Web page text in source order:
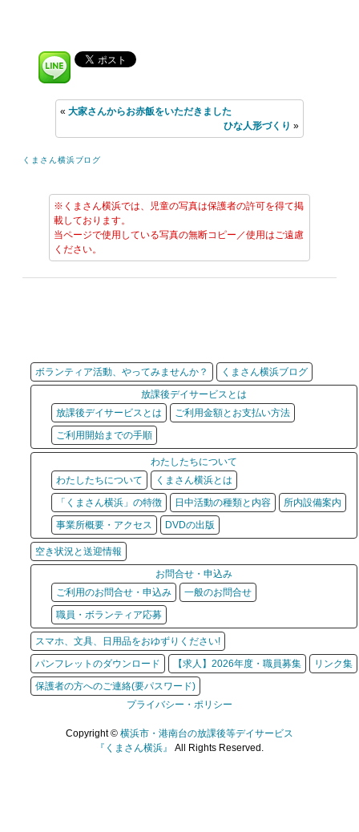
«大家さんからお赤飯をいただきました
ひな人形づくり »
くまさん横浜ブログ
※くまさん横浜では、児童の写真は保護者の許可を得て掲
載しております。
当ページで使用している写真の無断コピー／使用はご遠慮
ください。
ボランティア活動、やってみませんか？
くまさん横浜ブログ
放課後デイサービスとは
放課後デイサービスとは
ご利用金額とお支払い方法
ご利用開始までの手順
わたしたちについて
わたしたちについて
くまさん横浜とは
「くまさん横浜」の特徴
日中活動の種類と内容
所内設備案内
事業所概要・アクセス
DVDの出版
空き状況と送迎情報
お問合せ・申込み
ご利用のお問合せ・申込み
一般のお問合せ
職員・ボランティア応募
スマホ、文具、日用品をおゆずりください!
パンフレットのダウンロード
【求人】2026年度・職員募集
リンク集
保護者の方へのご連絡(要パスワード)
プライバシー・ポリシー
Copyright © 横浜市・港南台の放課後等デイサービス
『くまさん横浜』 All Rights Reserved.